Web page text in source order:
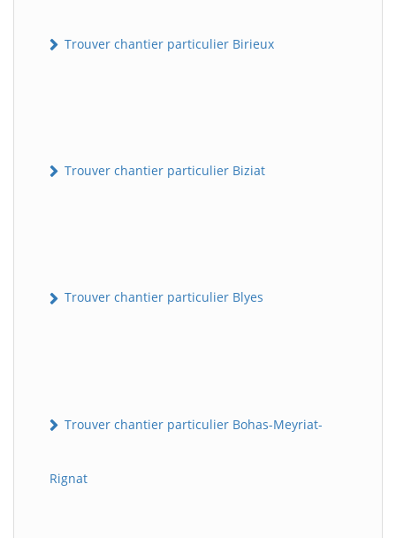
Trouver chantier particulier Birieux
Trouver chantier particulier Biziat
Trouver chantier particulier Blyes
Trouver chantier particulier Bohas-Meyriat-
Rignat